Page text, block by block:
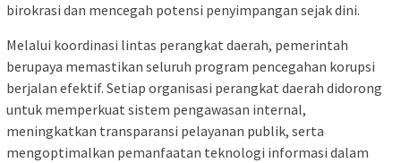
birokrasi dan mencegah potensi penyimpangan sejak dini.
Melalui koordinasi lintas perangkat daerah, pemerintah
berupaya memastikan seluruh program pencegahan korupsi
berjalan efektif. Setiap organisasi perangkat daerah didorong
untuk memperkuat sistem pengawasan internal,
meningkatkan transparansi pelayanan publik, serta
mengoptimalkan pemanfaatan teknologi informasi dalam